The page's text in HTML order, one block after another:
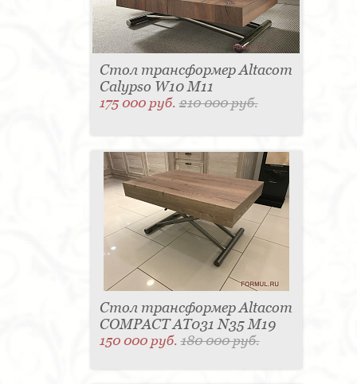
Стол трансформер Altacom
Calypso W10 M11
175 000 руб.210 000 руб.
Стол трансформер Altacom
COMPACT AT031 N35 M19
150 000 руб.180 000 руб.